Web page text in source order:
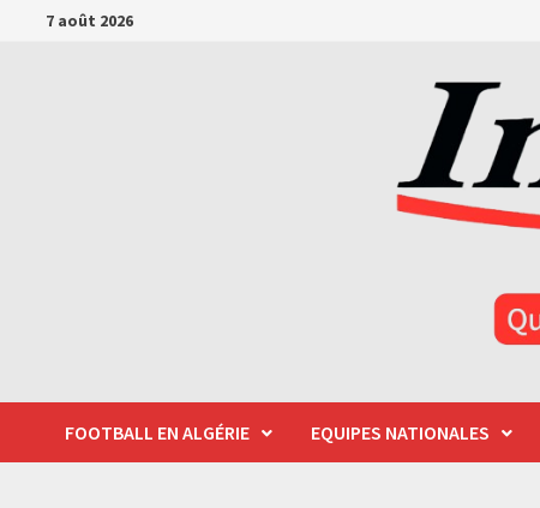
Passer7 août 2026
FOOTBALL EN ALGÉRIE EQUIPES NATIONALES